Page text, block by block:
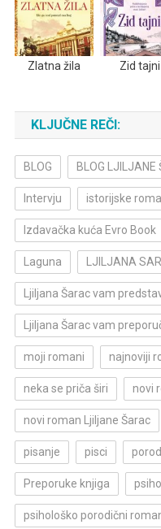
Zlatna žila Zid tajni
KLJUČNE REČI:
BLOG BLOG LJILJANE
Intervju istorijske
Izdavačka kuća Evro Book
Laguna LJILJANA
Ljiljana Šarac vam
Ljiljana Šarac vam
moji romani najnoviji
neka se priča širi novi
novi roman Ljiljane Šarac
pisanje pisci
Preporuke knjiga
psihološko porodični